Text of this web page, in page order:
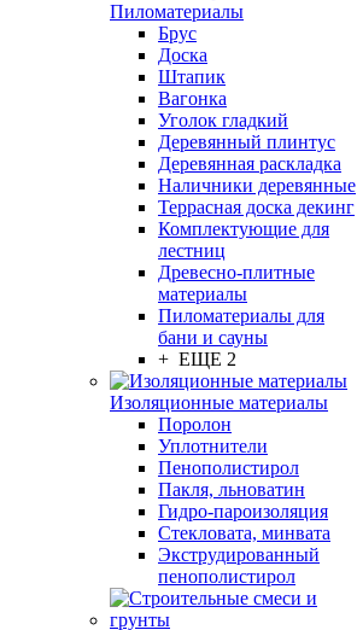
Пиломатериалы
Брус
Доска
Штапик
Вагонка
Уголок гладкий
Деревянный плинтус
Деревянная раскладка
Наличники деревянные
Террасная доска декинг
Комплектующие для
лестниц
Древесно-плитные
материалы
Пиломатериалы для
бани и сауны
+ ЕЩЕ 2
Изоляционные материалы
Поролон
Уплотнители
Пенополистирол
Пакля, льноватин
Гидро-пароизоляция
Стекловата, минвата
Экструдированный
пенополистирол